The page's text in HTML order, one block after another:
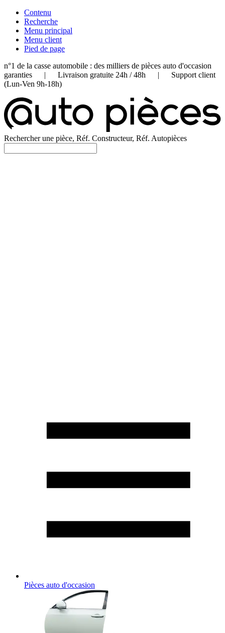
Contenu
Recherche
Menu principal
Menu client
Pied de page
n°1 de la casse automobile : des milliers de pièces auto d'occasion
garanties | Livraison gratuite 24h / 48h | Support client
(Lun-Ven 9h-18h)
Rechercher une pièce, Réf. Constructeur, Réf. Autopièces
Pièces auto d'occasion